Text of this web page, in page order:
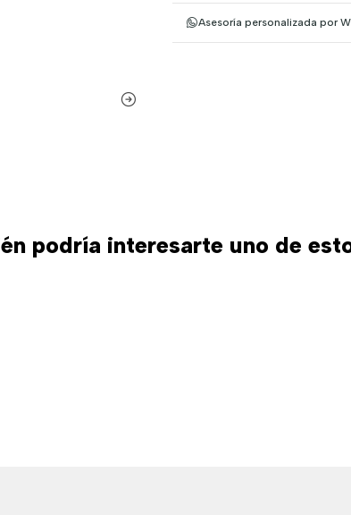
Asesoría personalizada por
podría interesarte uno de